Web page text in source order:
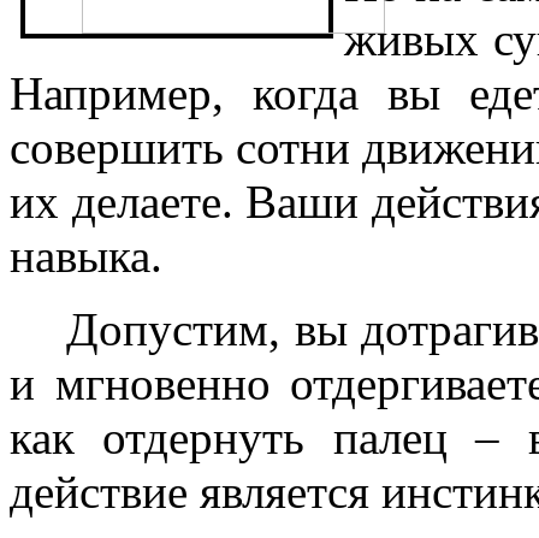
живых
Например, когда вы
совершить сотни
их делаете. Ваши
навыка.
Допустим, вы
и мгновенно
как отдернуть палец –
действие является